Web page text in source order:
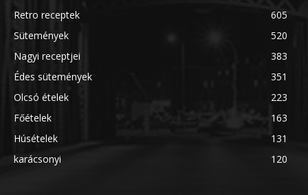
Retro receptek
605
Sütemények
520
Nagyi receptjei
383
Édes sütemények
351
Olcsó ételek
223
Főételek
163
Húsételek
131
karácsonyi
120